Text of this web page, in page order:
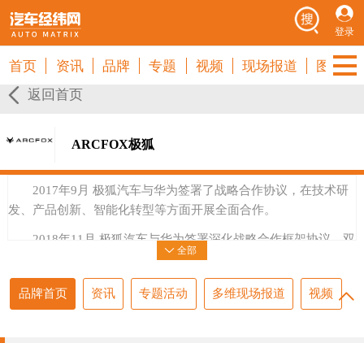
登录
首页 资讯 品牌 专题 视频 现场报道 图库
返回首页
ARCFOX极狐
2017年9月 极狐汽车与华为签署了战略合作协议，在技术研
发、产品创新、智能化转型等方面开展全面合作。
2018年11月 极狐汽车与华为签署深化战略合作框架协议，双
方将在智能化转型方面展开深入研究与合作，将ICT技术与智能
网联汽车深度融合。
2019年1月 极狐汽车联合华为共同设立了“1873戴维森创新实
全部
品牌首页 资讯 专题活动 多维现场报道 视频